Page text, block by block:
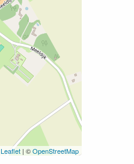
Leaflet | ©OpenStreetMap